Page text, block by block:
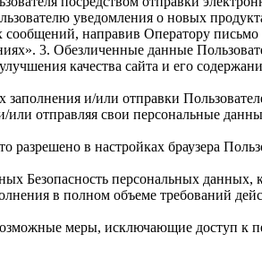
уведомления о новых
направив Оператору
3. Обезличенные данные
качества сайта и его
и/или отправки
отправляя свои персональные
разрешено в настройках браузера
Безопасность персональных
в полном объеме требований
меры, исключающие доступ